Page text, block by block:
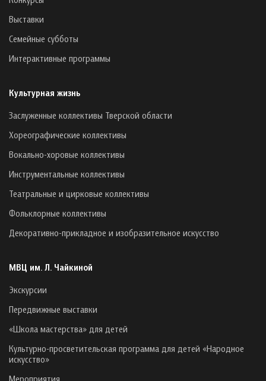
Выставки
Семейные субботы
Интерактивные программы
Культурная жизнь
Заслуженные коллективы Тверской области
Хореографические коллективы
Вокально-хоровые коллективы
Инструментальные коллективы
Театральные и цирковые коллективы
Фольклорные коллективы
Декоративно-прикладное и изобразительное искусство
МВЦ им. Л. Чайкиной
Экскурсии
Передвижные выставки
«Школа мастерства» для детей
Культурно-просветительская программа для детей «Народное
искусство»
Мероприятия